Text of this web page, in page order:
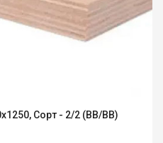
Сорт - 2/2 (ВВ/ВВ)